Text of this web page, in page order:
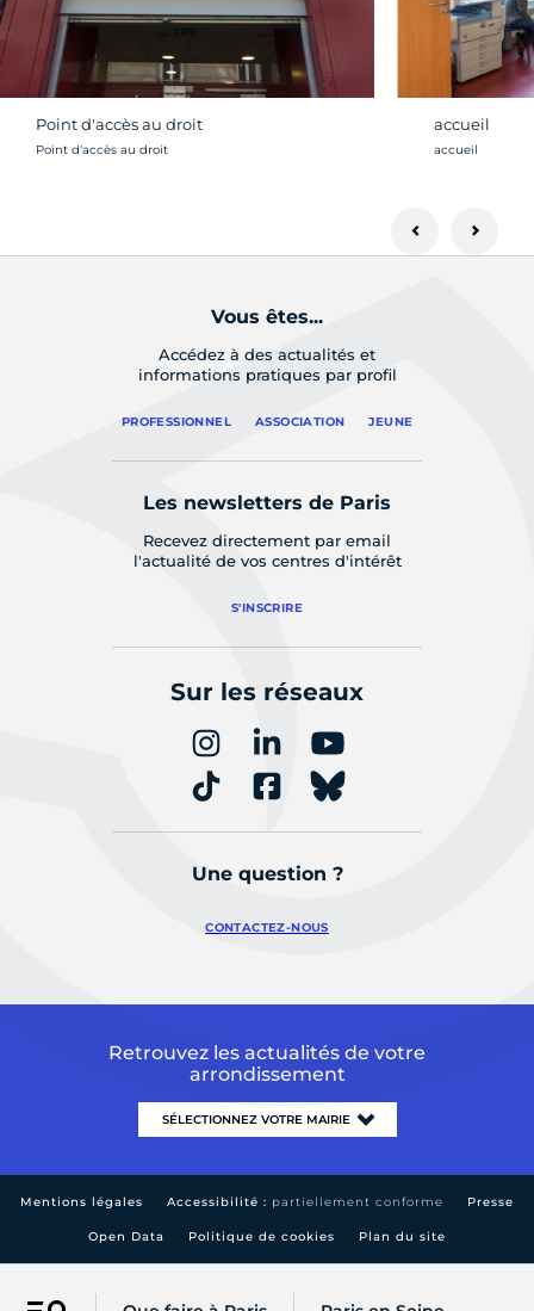
Point d'accès au droit
Crédit photo :
Point d'accès au droit
accueil
Crédit photo :
accueil
Vous êtes...
Accédez à des actualités et
informations pratiques par profil
PROFESSIONNEL ASSOCIATION JEUNE
Les newsletters de Paris
Recevez directement par email
l'actualité de vos centres d'intérêt
S'INSCRIRE
Sur les réseaux
Une question ?
CONTACTEZ-NOUS
Retrouvez les actualités de votre
arrondissement
Mentions légales Accessibilité : partiellement conforme Presse
Open Data Politique de cookies Plan du site